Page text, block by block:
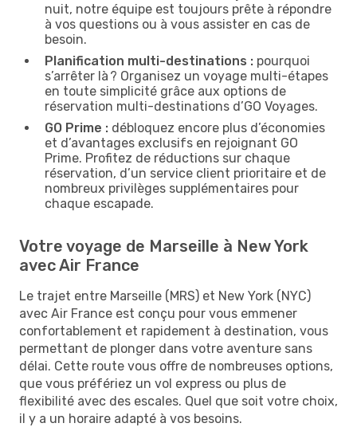
nuit, notre équipe est toujours prête à répondre
à vos questions ou à vous assister en cas de
besoin.
Planification multi-destinations : pourquoi
s’arrêter là ? Organisez un voyage multi-étapes
en toute simplicité grâce aux options de
réservation multi-destinations d’GO Voyages.
GO Prime : débloquez encore plus d’économies
et d’avantages exclusifs en rejoignant GO
Prime. Profitez de réductions sur chaque
réservation, d’un service client prioritaire et de
nombreux privilèges supplémentaires pour
chaque escapade.
Votre voyage de Marseille à New York
avec Air France
Le trajet entre Marseille (MRS) et New York (NYC)
avec Air France est conçu pour vous emmener
confortablement et rapidement à destination, vous
permettant de plonger dans votre aventure sans
délai. Cette route vous offre de nombreuses options,
que vous préfériez un vol express ou plus de
flexibilité avec des escales. Quel que soit votre choix,
il y a un horaire adapté à vos besoins.